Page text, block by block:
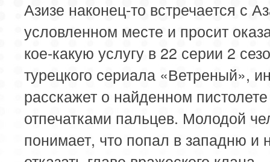
97 серия
98 серия 99 серия
Азизе наконец-то встречается с
условленном месте и просит
кое-какую услугу в 22 серии 2
турецкого сериала «Ветреный»,
расскажет о найденном
отпечатками пальцев. Молодой
понимает, что попал в западню и